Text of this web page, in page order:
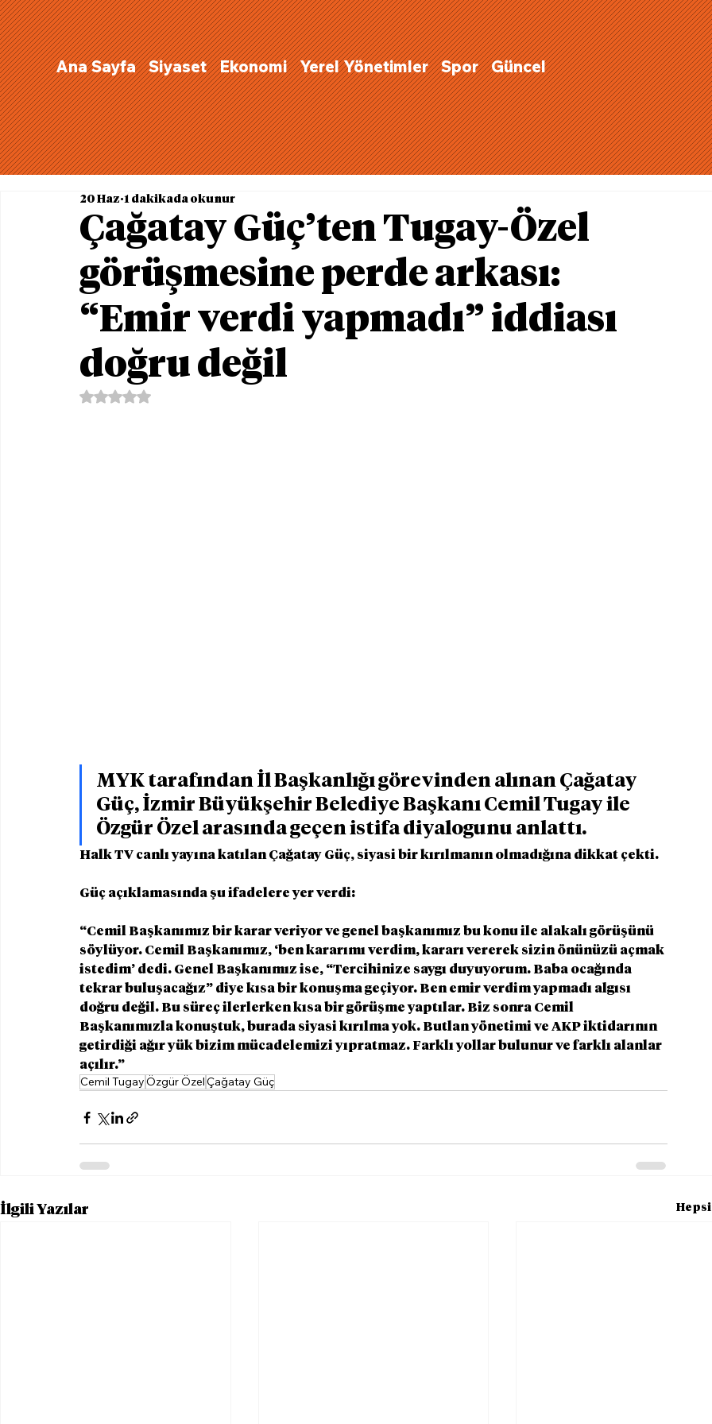
Ana Sayfa Siyaset Ekonomi Yerel Yönetimler Spor Güncel
Çağatay Güç’ten Tugay-Özel
görüşmesine perde arkası:
“Emir verdi yapmadı” iddiası
doğru değil
20 Haz 1 dakikada okunur
5 üzerinden NaN yıldız
MYK tarafından İl Başkanlığı görevinden alınan Çağatay
Güç, İzmir Büyükşehir Belediye Başkanı Cemil Tugay ile
Özgür Özel arasında geçen istifa diyalogunu anlattı.
Halk TV canlı yayına katılan Çağatay Güç, siyasi bir kırılmanın olmadığına dikkat çekti.
Güç açıklamasında şu ifadelere yer verdi:
“Cemil Başkanımız bir karar veriyor ve genel başkanımız bu konu ile alakalı görüşünü
söylüyor. Cemil Başkanımız, ‘ben kararımı verdim, kararı vererek sizin önünüzü açmak
istedim’ dedi. Genel Başkanımız ise, “Tercihinize saygı duyuyorum. Baba ocağında
tekrar buluşacağız” diye kısa bir konuşma geçiyor. Ben emir verdim yapmadı algısı
doğru değil. Bu süreç ilerlerken kısa bir görüşme yaptılar. Biz sonra Cemil
Başkanımızla konuştuk, burada siyasi kırılma yok. Butlan yönetimi ve AKP iktidarının
getirdiği ağır yük bizim mücadelemizi yıpratmaz. Farklı yollar bulunur ve farklı alanlar
açılır.”
Cemil TugayÖzgür ÖzelÇağatay Güç
İlgili Yazılar